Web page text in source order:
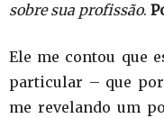
sobre sua profissão.
Ele me contou que
particular – que
me revelando um